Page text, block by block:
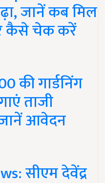
जानें कब मिल
कैसे चेक करें
की गार्डनिंग
ताजी
आवेदन
सीएम देवेंद्र